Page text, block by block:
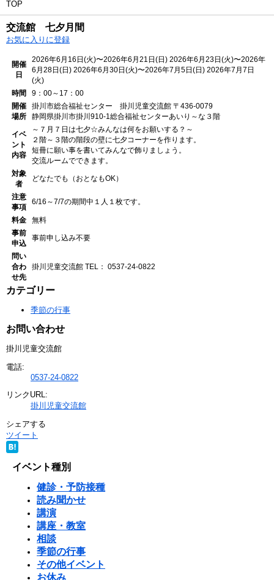
TOP
交流館 七夕月間
お気に入りに登録
開催
日
2026年6月16日(火)〜2026年6月21日(日) 2026年6月23日(火)〜2026年
6月28日(日) 2026年6月30日(火)〜2026年7月5日(日) 2026年7月7日
(火)
時間
9：00～17：00
開催
場所
掛川市総合福祉センター 掛川児童交流館 〒436-0079
静岡県掛川市掛川910-1総合福祉センターあいり～な３階
イベ
ント
内容
～７月７日は七夕☆みんなは何をお願いする？～
２階～３階の階段の壁に七夕コーナーを作ります。
短冊に願い事を書いてみんなで飾りましょう。
交流ルームでできます。
対象
者
どなたでも（おとなもOK）
注意
事項
6/16～7/7の期間中１人１枚です。
料金
無料
事前
申込
事前申し込み不要
問い
合わ
せ先
掛川児童交流館 TEL： 0537-24-0822
カテゴリー
季節の行事
お問い合わせ
掛川児童交流館
電話:
0537-24-0822
リンクURL:
掛川児童交流館
シェアする
ツイート
イベント種別
健診・予防接種
読み聞かせ
講演
講座・教室
相談
季節の行事
その他イベント
お休み